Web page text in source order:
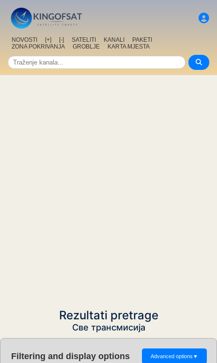
NOVOSTI [+] [-] SATELITI KANALI
PAKETI
ZONA POKRIVANJA
GROBLJE KARTA MJESTA
Rezultati pretrage
Све трансмисија
Filtering and display options Advanced options ▼